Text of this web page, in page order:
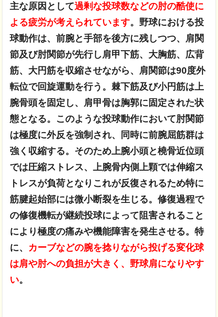
主な原因として過剰な投球数などの肘の酷使に
よる疲労が考えられています。 野球における投
球動作は、前腕と手部を後方に残しつつ、肩関
節及び肘関節が先行し肩甲下筋、大胸筋、広背
筋、大円筋を収縮させながら、肩関節は90度外
転位で回旋運動を行う。 棘下筋及び小円筋は上
腕骨頭を固定し、肩甲骨は胸郭に固定された状
態となる。 このような投球動作において肘関節
は極度に外反を強制され、同時に前腕屈筋群は
強く収縮する。 そのため上腕小頭と橈骨近位頭
では圧縮ストレス、上腕骨内側上顆では伸縮ス
トレスが負荷となり これが反復されるため特に
筋腱起始部には微小断裂を生じる。修復過程で
の修復機転が継続投球によって阻害されること
により極度の痛みや機能障害を発生させる。特
に、 カーブなどの腕を捻りながら投げる変化球
は肩や肘への負担が大きく、野球肩になりやす
い。